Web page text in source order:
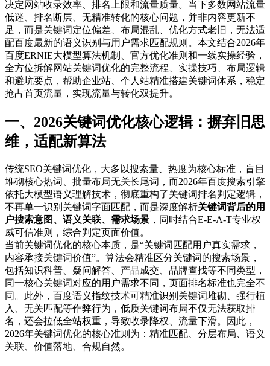
决定网站收录效率、排名上限和流量质量。当下多数网站流量
低迷、排名断层、无精准转化的核心问题，并非内容更新不
足，而是关键词定位偏差、布局混乱、优化方式老旧，无法适
配百度最新的语义识别与用户需求匹配规则。本文结合2026年
百度ERNIE大模型算法机制、官方优化准则和一线实操经验，
全方位拆解网站关键词优化的完整流程、实操技巧、布局逻辑
和避坑要点，帮助企业站、个人站精准搭建关键词体系，稳定
抢占首页流量，实现流量与转化双提升。
一、2026关键词优化核心逻辑：摒弃旧思
维，适配新算法
传统SEO关键词优化，大多以搜索量、热度为核心标准，盲目
堆砌核心热词、批量布局无关长尾词，而2026年百度搜索引擎
依托大模型语义理解技术，彻底重构了关键词排名判定逻辑，
不再单一识别关键词字面匹配，而是深度解析关键词背后的用
户搜索意图、语义关联、需求场景 ，同时结合E-E-A-T专业权
威可信准则，综合判定页面价值。
当前关键词优化的核心本质，是“关键词匹配用户真实需求，
内容承接关键词价值”。算法会精准区分关键词的搜索场景，
包括知识科普、疑问解答、产品成交、品牌查找等不同类型，
同一核心关键词对应的用户需求不同，页面排名标准也完全不
同。此外，百度语义指纹技术可精准识别关键词堆砌、强行植
入、无关匹配等作弊行为，低质关键词布局不仅无法获取排
名，还会拉低全站权重，导致收录降权、流量下滑。因此，
2026年关键词优化的核心准则为：精准匹配、分层布局、语义
关联、价值落地、合规自然。